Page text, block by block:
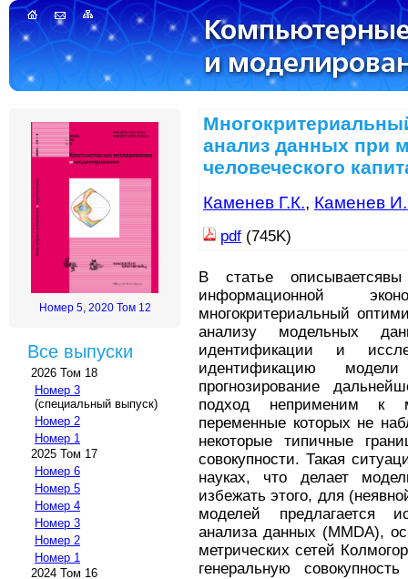
Номер 5, 2020 Том 12
Все выпуски
2026 Том 18
Номер 3
(специальный выпуск)
Номер 2
Номер 1
2025 Том 17
Номер 6
Номер 5
Номер 4
Номер 3
Номер 2
Номер 1
2024 Том 16
анализ данных при
человеческого
Каменев Г.К., Каменев
pdf (745K)
В статье
информационной
многокритериальный
анализу модельных
идентификации и
идентификацию
прогнозирование
подход неприменим к
переменные которых не
некоторые типичные
совокупности. Такая
науках, что делает
избежать этого, для
моделей предлагается
анализа данных (MMDA),
метрических сетей
генеральную